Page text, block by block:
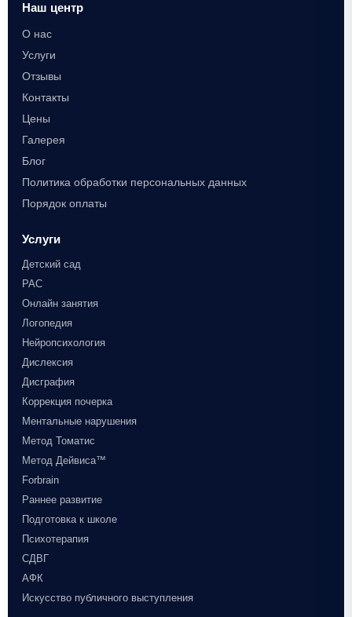
Наш центр
О нас
Услуги
Отзывы
Контакты
Цены
Галерея
Блог
Политика обработки персональных данных
Порядок оплаты
Услуги
Детский сад
РАС
Онлайн занятия
Логопедия
Нейропсихология
Дислексия
Дисграфия
Коррекция почерка
Ментальные нарушения
Метод Томатис
Метод Дейвиса™
Forbrain
Раннее развитие
Подготовка к школе
Психотерапия
СДВГ
АФК
Искусство публичного выступления